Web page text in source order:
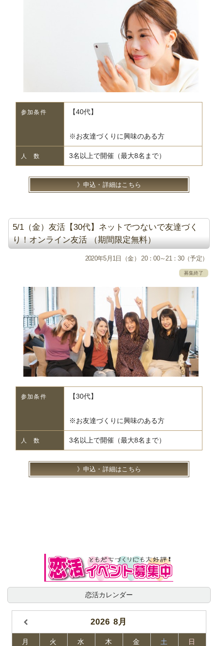
参加条件 【40代】
※お友達づくりに興味のある方
人 数 3名以上で開催（最大8名まで）
申込・詳細はこちら
5/1（金）友活【30代】ネットでつないで友達づく
り！オンライン友活 （期間限定無料）
2020年5月1日（金） 20：00～21：30（予定）
募集終了
参加条件 【30代】
※お友達づくりに興味のある方
人 数 3名以上で開催（最大8名まで）
申込・詳細はこちら
恋活カレンダー
2026 8月
月 火 水 木 金 土
日